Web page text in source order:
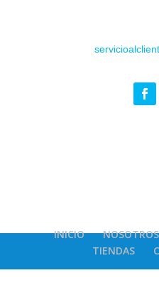
INICIO NOSOTROS
TIENDAS